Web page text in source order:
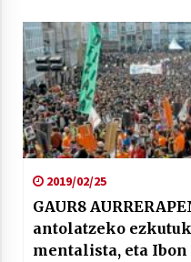
2019/02/25
GAUR8
antolatzeko
mentalista, eta